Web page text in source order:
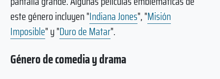
este género incluyen "Indiana Jones", "Misión
Imposible" y "Duro de Matar".
Género de comedia y drama